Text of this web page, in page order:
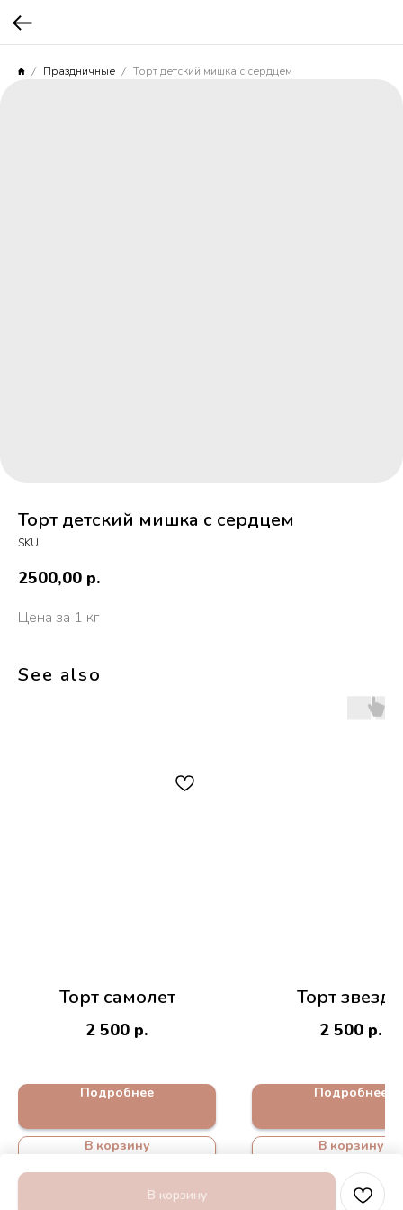
Праздничные Торт детский мишка с сердцем
Торт детский мишка с сердцем
SKU:
2500,00 р.
В корзину
Цена за 1 кг
See also
Торт самолет
2 500 р.
Подробнее
В корзину
Торт
2 500 р.
Подробнее
В корзину